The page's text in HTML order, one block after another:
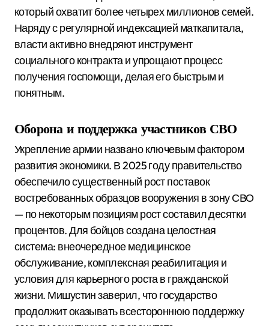
который охватит более четырех миллионов семей.
Наряду с регулярной индексацией маткапитала,
власти активно внедряют инструмент
социального контракта и упрощают процесс
получения госпомощи, делая его быстрым и
понятным.
Оборона и поддержка участников СВО
Укрепление армии названо ключевым фактором
развития экономики. В 2025 году правительство
обеспечило существенный рост поставок
востребованных образцов вооружения в зону СВО
— по некоторым позициям рост составил десятки
процентов. Для бойцов создана целостная
система: внеочередное медицинское
обслуживание, комплексная реабилитация и
условия для карьерного роста в гражданской
жизни. Мишустин заверил, что государство
продолжит оказывать всестороннюю поддержку